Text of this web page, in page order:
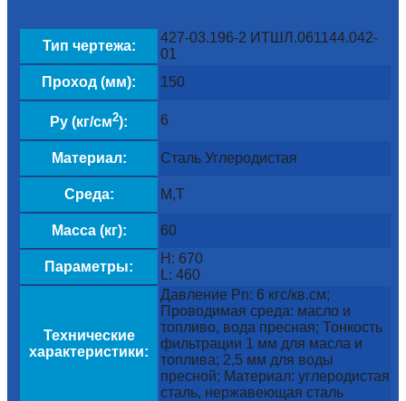
Тип чертежа:
427-03.196-2 ИТШЛ.061144.042-
01
Проход (мм):
150
Py (кг/см2): 6
Материал: Сталь Углеродистая
Среда: М,Т
Масса (кг): 60
Параметры:
H: 670
L: 460
Технические
характеристики:
Давление Pn: 6 кгс/кв.см;
Проводимая среда: масло и
топливо, вода пресная; Тонкость
фильтрации 1 мм для масла и
топлива; 2,5 мм для воды
пресной; Материал: углеродистая
сталь, нержавеющая сталь